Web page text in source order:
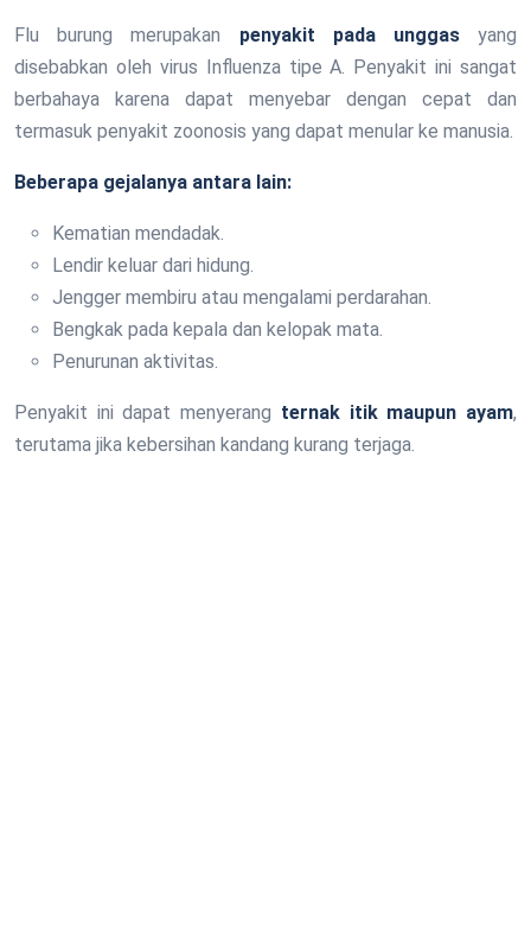
Flu burung merupakan penyakit pada unggasyang
disebabkan oleh virus Influenza tipe A. Penyakit ini sangat
berbahaya karena dapat menyebar dengan cepat dan
termasuk penyakit zoonosis yang dapat menular ke manusia.
Beberapa gejalanya antara lain:
Kematian mendadak.
Lendir keluar dari hidung.
Jengger membiru atau mengalami perdarahan.
Bengkak pada kepala dan kelopak mata.
Penurunan aktivitas.
Penyakit ini dapat menyerang ternak itik maupun ayam,
terutama jika kebersihan kandang kurang terjaga.